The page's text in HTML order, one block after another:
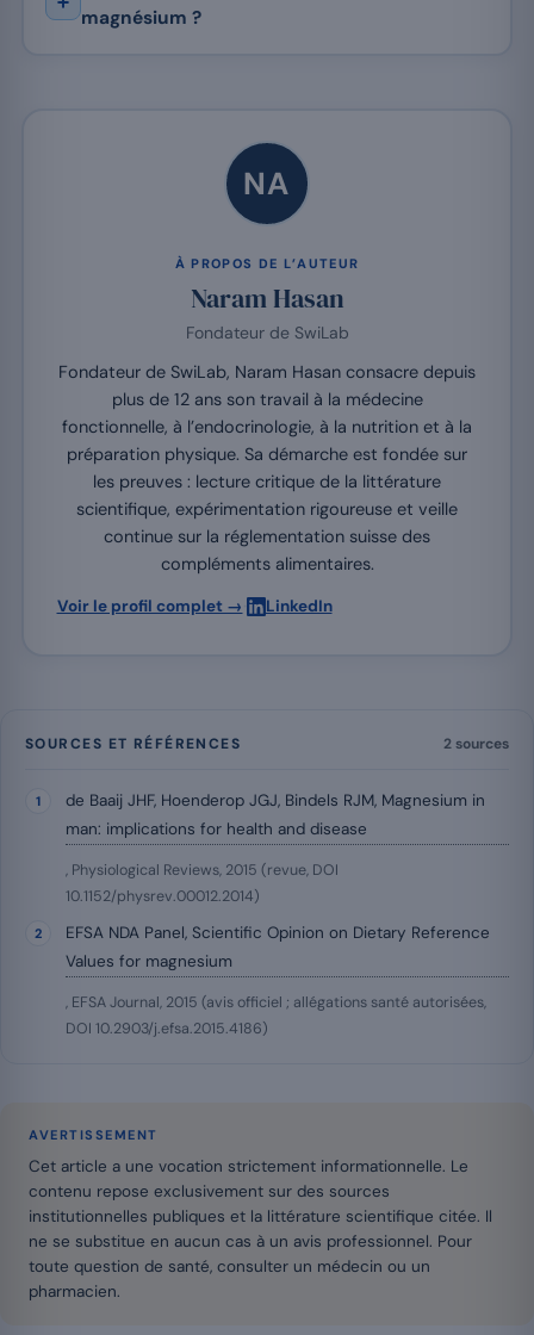
magnésium ?
NA
À PROPOS DE L’AUTEUR
Naram Hasan
Fondateur de SwiLab
Fondateur de SwiLab, Naram Hasan consacre depuis
plus de 12 ans son travail à la médecine
fonctionnelle, à l’endocrinologie, à la nutrition et à la
préparation physique. Sa démarche est fondée sur
les preuves : lecture critique de la littérature
scientifique, expérimentation rigoureuse et veille
continue sur la réglementation suisse des
compléments alimentaires.
Voir le profil complet → LinkedIn
SOURCES ET RÉFÉRENCES 2 sources
de Baaij JHF, Hoenderop JGJ, Bindels RJM, Magnesium in
man: implications for health and disease
, Physiological Reviews, 2015 (revue, DOI
10.1152/physrev.00012.2014)
EFSA NDA Panel, Scientific Opinion on Dietary Reference
Values for magnesium
, EFSA Journal, 2015 (avis officiel ; allégations santé autorisées,
DOI 10.2903/j.efsa.2015.4186)
AVERTISSEMENT
Cet article a une vocation strictement informationnelle. Le
contenu repose exclusivement sur des sources
institutionnelles publiques et la littérature scientifique citée. Il
ne se substitue en aucun cas à un avis professionnel. Pour
toute question de santé, consulter un médecin ou un
pharmacien.